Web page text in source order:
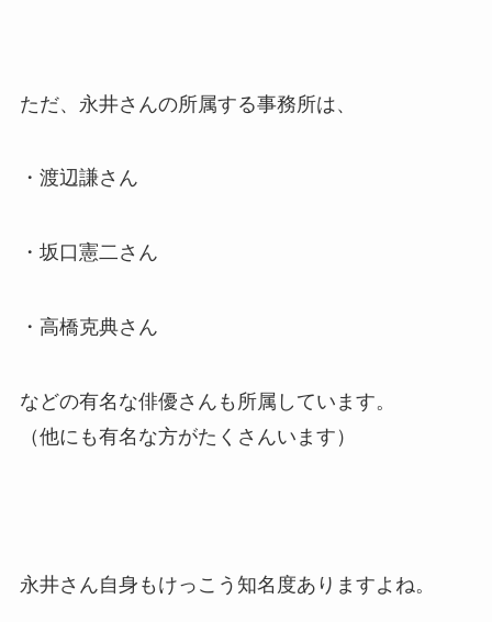
ただ、永井さんの所属する事務所は、
・渡辺謙さん
・坂口憲二さん
・高橋克典さん
などの有名な俳優さんも所属しています。
（他にも有名な方がたくさんいます）
永井さん自身もけっこう知名度ありますよね。